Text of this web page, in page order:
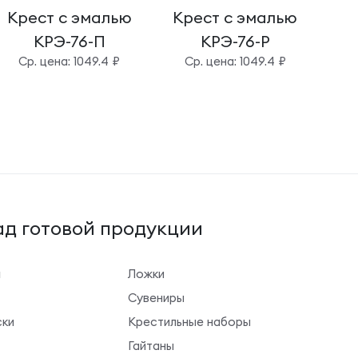
Крест с эмалью
КРЭ-76-П
Cр. цена: 1049.4 ₽
Крест с эмалью
КРЭ-76-Р
Cр. цена: 1049.4 ₽
готовой продукции
Ложки
Сувениры
Крестильные наборы
Гайтаны